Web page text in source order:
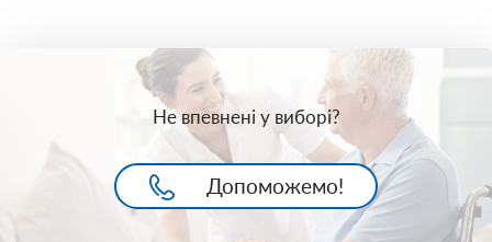
Не впевнені у виборі?
Допоможемо!